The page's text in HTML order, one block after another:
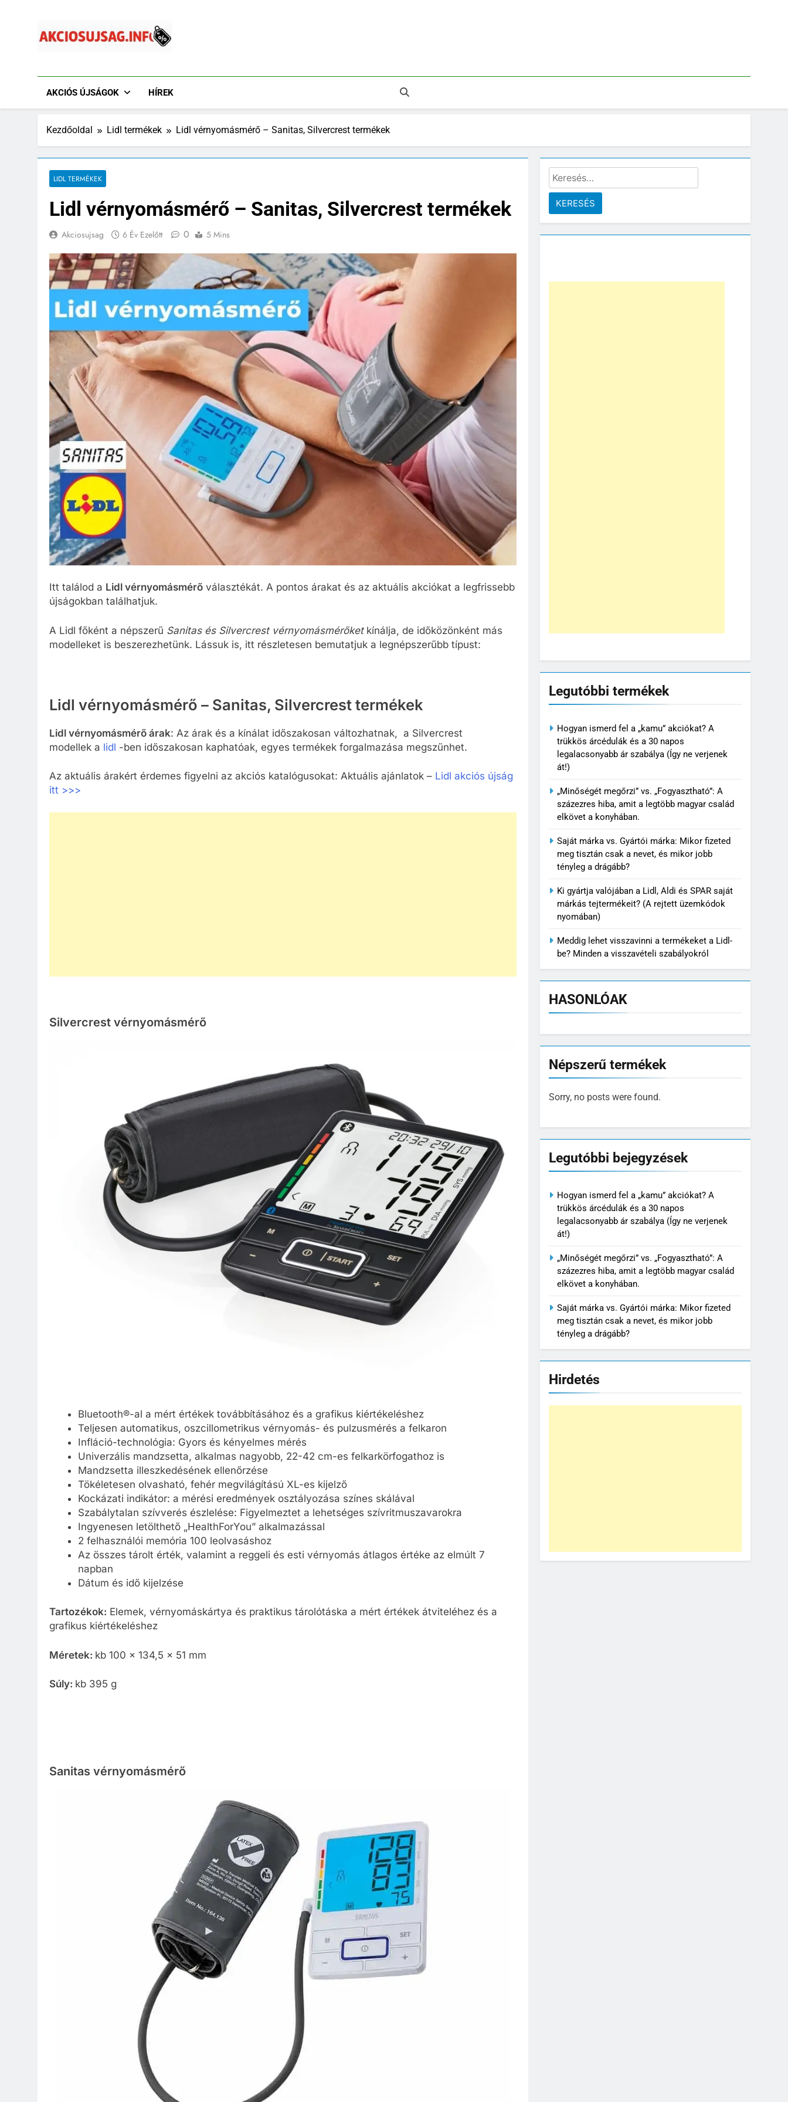
tartalomra
Akciósújság.info
AKCIÓS ÚJSÁGOK HÍREK
Kezdőoldal Lidl termékek Lidl vérnyomásmérő – Sanitas, Silvercrest termékek
LIDL TERMÉKEK
Lidl vérnyomásmérő – Sanitas, Silvercrest termékek
Akciosujsag 6 Év Ezelőtt 0 5 Mins
Itt találod a Lidl vérnyomásmérő választékát. A pontos árakat és az aktuális akciókat a legfrissebb
újságokban találhatjuk.
A Lidl főként a népszerű Sanitas és Silvercrest vérnyomásmérőket kínálja, de időközönként más
modelleket is beszerezhetünk. Lássuk is, itt részletesen bemutatjuk a legnépszerűbb típust:
Lidl vérnyomásmérő – Sanitas, Silvercrest termékek
Lidl vérnyomásmérő árak: Az árak és a kínálat időszakosan változhatnak, a Silvercrest
modellek a lidl -ben időszakosan kaphatóak, egyes termékek forgalmazása megszűnhet.
Az aktuális árakért érdemes figyelni az akciós katalógusokat: Aktuális ajánlatok – Lidl akciós újság
itt >>>
Silvercrest vérnyomásmérő
Bluetooth®-al a mért értékek továbbításához és a grafikus kiértékeléshez
Teljesen automatikus, oszcillometrikus vérnyomás- és pulzusmérés a felkaron
Infláció-technológia: Gyors és kényelmes mérés
Univerzális mandzsetta, alkalmas nagyobb, 22-42 cm-es felkarkörfogathoz is
Mandzsetta illeszkedésének ellenőrzése
Tökéletesen olvasható, fehér megvilágítású XL-es kijelző
Kockázati indikátor: a mérési eredmények osztályozása színes skálával
Szabálytalan szívverés észlelése: Figyelmeztet a lehetséges szívritmuszavarokra
Ingyenesen letölthető „HealthForYou” alkalmazással
2 felhasználói memória 100 leolvasáshoz
Az összes tárolt érték, valamint a reggeli és esti vérnyomás átlagos értéke az elmúlt 7
napban
Dátum és idő kijelzése
Tartozékok: Elemek, vérnyomáskártya és praktikus tárolótáska a mért értékek átviteléhez és a
grafikus kiértékeléshez
Méretek: kb 100 x 134,5 x 51 mm
Súly: kb 395 g
Sanitas vérnyomásmérő
Keresés:
Legutóbbi termékek
Hogyan ismerd fel a „kamu” akciókat? A
trükkös árcédulák és a 30 napos
legalacsonyabb ár szabálya (Így ne verjenek
át!)
„Minőségét megőrzi” vs. „Fogyasztható”: A
százezres hiba, amit a legtöbb magyar család
elkövet a konyhában.
Saját márka vs. Gyártói márka: Mikor fizeted
meg tisztán csak a nevet, és mikor jobb
tényleg a drágább?
Ki gyártja valójában a Lidl, Aldi és SPAR saját
márkás tejtermékeit? (A rejtett üzemkódok
nyomában)
Meddig lehet visszavinni a termékeket a Lidl-
be? Minden a visszavételi szabályokról
HASONLÓAK
Népszerű termékek
Sorry, no posts were found.
Legutóbbi bejegyzések
Hogyan ismerd fel a „kamu” akciókat? A
trükkös árcédulák és a 30 napos
legalacsonyabb ár szabálya (Így ne verjenek
át!)
„Minőségét megőrzi” vs. „Fogyasztható”: A
százezres hiba, amit a legtöbb magyar család
elkövet a konyhában.
Saját márka vs. Gyártói márka: Mikor fizeted
meg tisztán csak a nevet, és mikor jobb
tényleg a drágább?
Hirdetés